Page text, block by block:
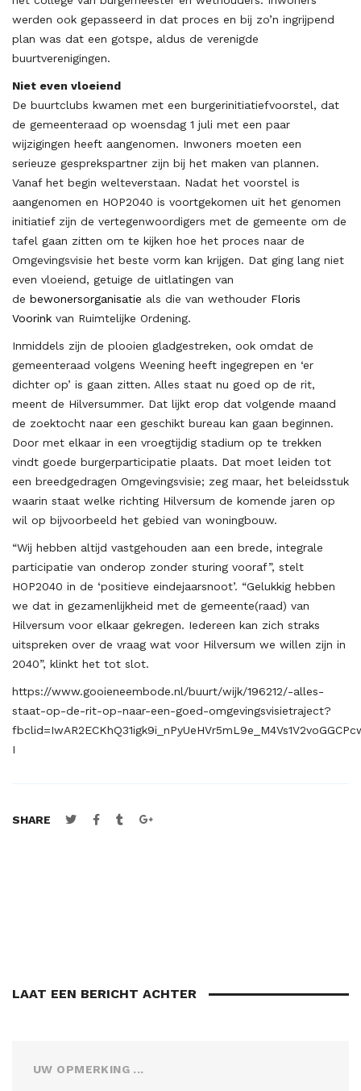
werden ook gepasseerd in dat proces en bij zo’n ingrijpend
plan was dat een gotspe, aldus de verenigde
buurtverenigingen.
Niet even vloeiend
De buurtclubs kwamen met een burgerinitiatiefvoorstel, dat
de gemeenteraad op woensdag 1 juli met een paar
wijzigingen heeft aangenomen. Inwoners moeten een
serieuze gesprekspartner zijn bij het maken van plannen.
Vanaf het begin welteverstaan. Nadat het voorstel is
aangenomen en HOP2040 is voortgekomen uit het genomen
initiatief zijn de vertegenwoordigers met de gemeente om de
tafel gaan zitten om te kijken hoe het proces naar de
Omgevingsvisie het beste vorm kan krijgen. Dat ging lang niet
even vloeiend, getuige de uitlatingen van
de bewonersorganisatie als die van wethouder Floris
Voorink van Ruimtelijke Ordening.
Inmiddels zijn de plooien gladgestreken, ook omdat de
gemeenteraad volgens Weening heeft ingegrepen en ‘er
dichter op’ is gaan zitten. Alles staat nu goed op de rit,
meent de Hilversummer. Dat lijkt erop dat volgende maand
de zoektocht naar een geschikt bureau kan gaan beginnen.
Door met elkaar in een vroegtijdig stadium op te trekken
vindt goede burgerparticipatie plaats. Dat moet leiden tot
een breedgedragen Omgevingsvisie; zeg maar, het beleidsstuk
waarin staat welke richting Hilversum de komende jaren op
wil op bijvoorbeeld het gebied van woningbouw.
“Wij hebben altijd vastgehouden aan een brede, integrale
participatie van onderop zonder sturing vooraf”, stelt
HOP2040 in de ‘positieve eindejaarsnoot’. “Gelukkig hebben
we dat in gezamenlijkheid met de gemeente(raad) van
Hilversum voor elkaar gekregen. Iedereen kan zich straks
uitspreken over de vraag wat voor Hilversum we willen zijn in
2040”, klinkt het tot slot.
https://www.gooieneembode.nl/buurt/wijk/196212/-alles-
staat-op-de-rit-op-naar-een-goed-omgevingsvisietraject?
I
SHARE
LAAT EEN BERICHT ACHTER